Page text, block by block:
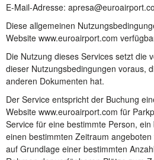
E-Mail-Adresse:
Diese allgemeinen
Website www.euroairport.com
Die Nutzung dieses Services setzt die
dieser Nutzungsbedingungen voraus,
anderen Dokumenten hat.
Der Service entspricht der Buchung
Website www.euroairport.com für
Service für eine bestimmte Person,
einen bestimmten Zeitraum
auf Grundlage einer bestimmten